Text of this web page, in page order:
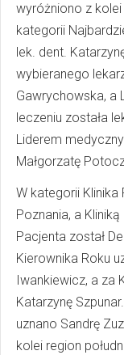
wyróżniono z
kategorii
lek. dent.
wybieranego
Gawrychowska, a
leczeniu została
Liderem
Małgorzatę
W kategorii Klinika
Poznania, a
Pacjenta został
Kierownika Roku
Iwankiewicz, a za
Katarzynę
uznano Sandrę
kolei region